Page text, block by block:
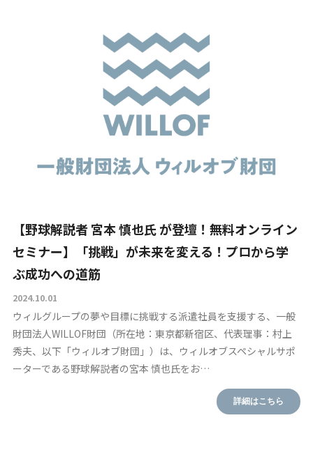
【野球解説者 宮本 慎也氏 が登壇！無料オンライン
セミナー】「挑戦」が未来を変える！プロから学
ぶ成功への道筋
2024.10.01
ウィルグループの夢や目標に挑戦する派遣社員を支援する、一般
財団法人WILLOF財団（所在地：東京都新宿区、代表理事：村上
秀夫、以下「ウィルオブ財団」）は、ウィルオブスペシャルサポ
ーターである野球解説者の宮本 慎也氏をお…
詳細はこちら